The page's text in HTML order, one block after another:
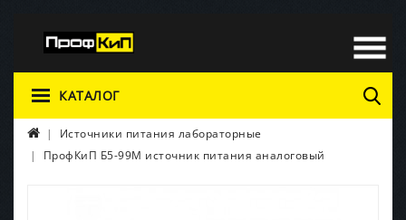
КАТАЛОГ
Источники питания лабораторные
ПрофКиП Б5-99М источник питания аналоговый